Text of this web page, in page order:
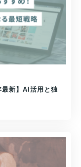
新】AI活用と独